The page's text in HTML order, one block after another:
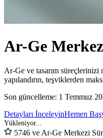
Ar-Ge
Ar-Ge ve tasarım
yapılandırın, teşviklerden
Son güncelleme: 1 Temmuz
Detayları İnceleyinHemen
5746 ve Ar-Ge Merkezi